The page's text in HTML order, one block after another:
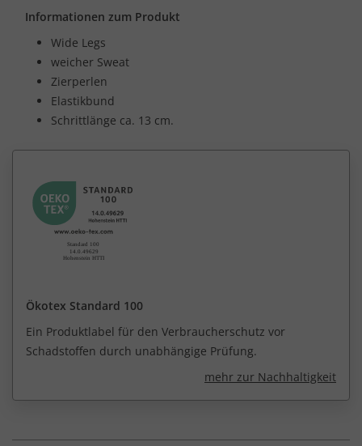
Informationen zum Produkt
Wide Legs
weicher Sweat
Zierperlen
Elastikbund
Schrittlänge ca. 13 cm.
Ökotex Standard 100
Ein Produktlabel für den Verbraucherschutz vor
Schadstoffen durch unabhängige Prüfung.
mehr zur Nachhaltigkeit